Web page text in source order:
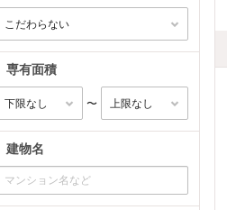
専有面積
〜
建物名